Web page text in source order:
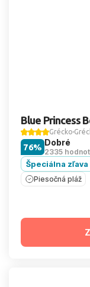
Blue Princess
Grécko
Dobré
2335
76%
Špeciálna zľava
Piesočná pláž